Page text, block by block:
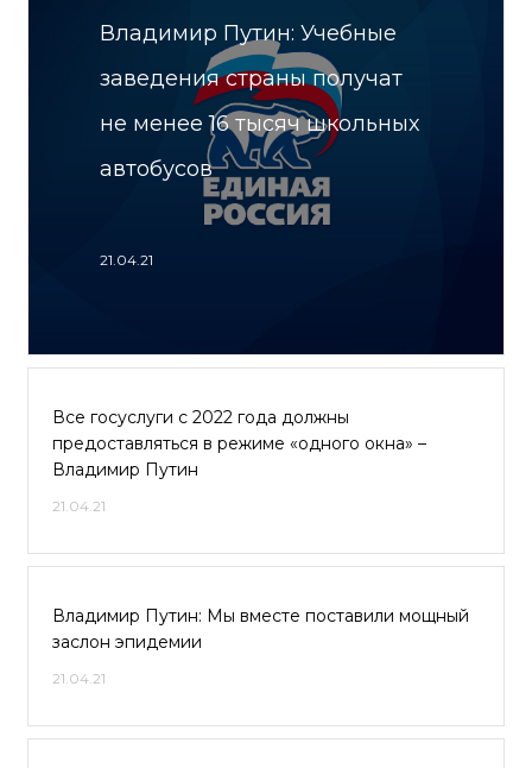
Владимир Путин: Учебные
заведения страны получат
не менее 16 тысяч школьных
автобусов
21.04.21
Все госуслуги с 2022 года должны
предоставляться в режиме «одного окна» –
Владимир Путин
21.04.21
Владимир Путин: Мы вместе поставили мощный
заслон эпидемии
21.04.21